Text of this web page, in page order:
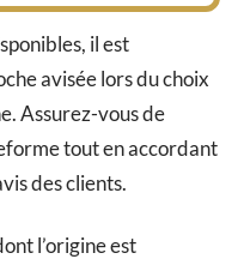
il est
avisée lors du choix
Assurez-vous de
tout en accordant
des clients.
l’origine est